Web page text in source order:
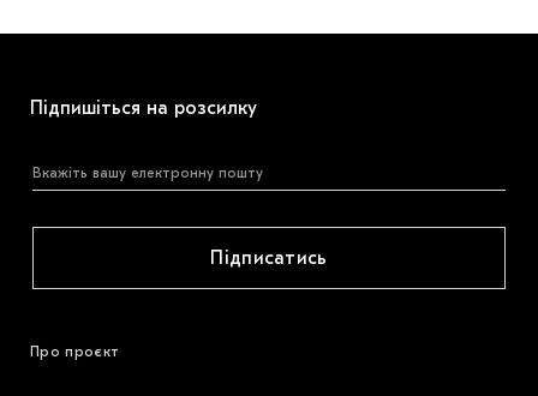
Підпишіться на розсилку
Підписатись
Про проєкт